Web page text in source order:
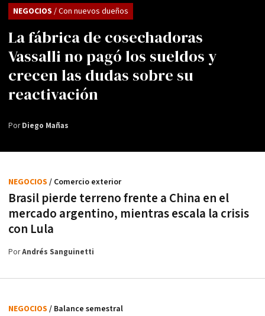
La fábrica de cosechadoras
Vassalli no pagó los sueldos y
crecen las dudas sobre su
reactivación
NEGOCIOS / Con nuevos dueños
PorDiego Mañas
Brasil pierde terreno frente a China en el
mercado argentino, mientras escala la crisis
con Lula
NEGOCIOS / Comercio exterior
PorAndrés Sanguinetti
NEGOCIOS / Balance semestral